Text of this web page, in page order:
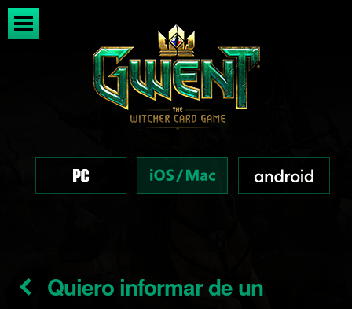
Quiero informar de un